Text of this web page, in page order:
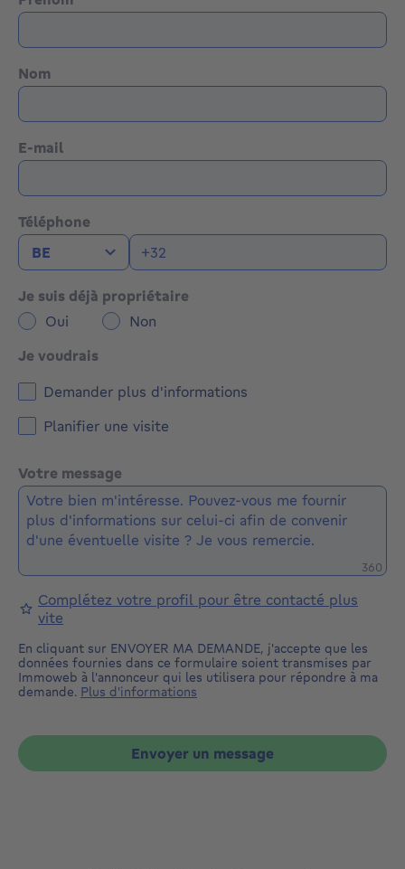
Nom
E-mail
Téléphone
Je suis déjà propriétaire
Oui
Non
Je voudrais
Demander plus d'informations
Planifier une visite
Votre message
360
Complétez votre profil pour être contacté plus
vite
En cliquant sur ENVOYER MA DEMANDE, j'accepte que les
données fournies dans ce formulaire soient transmises par
Immoweb à l'annonceur qui les utilisera pour répondre à ma
demande. Plus d'informations
Envoyer un message